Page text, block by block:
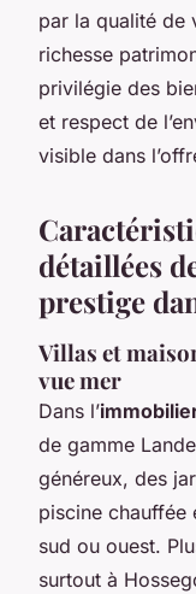
par la qualité de
richesse
privilégie des
et respect de
visible dans
détaillées
prestige
Villas et
vue mer
Dans l’
de gamme
généreux, des
piscine chauffée
sud ou ouest.
surtout à